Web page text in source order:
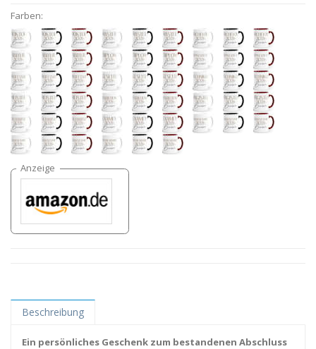
Farben:
Beschreibung
Ein persönliches Geschenk zum bestandenen Abschluss